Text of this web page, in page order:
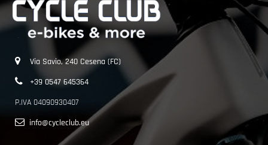
Via Savio, 240 Cesena (FC)
+39 0547 645364
P.IVA 04090930407
info@cycleclub.eu